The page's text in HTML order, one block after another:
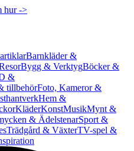
hur ->
Barnkläder &
Bygg & VerktygBöcker &
&
tillbehörFoto, Kameror &
Hem &
KläderKonstMusikMynt &
& ÄdelstenarSport &
Trädgård & VäxterTV-spel &